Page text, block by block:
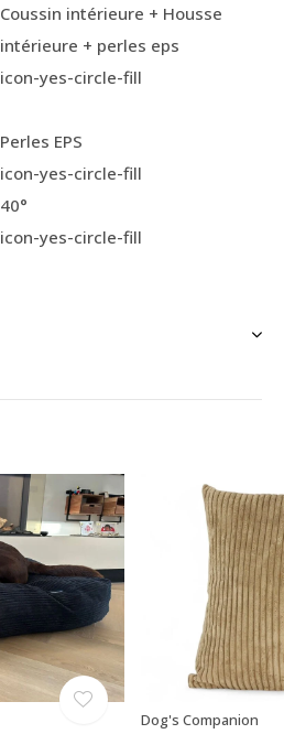
Coussin intérieure + Housse
intérieure + perles eps
icon-yes-circle-fill
Perles EPS
icon-yes-circle-fill
40°
icon-yes-circle-fill
Dog's Companion